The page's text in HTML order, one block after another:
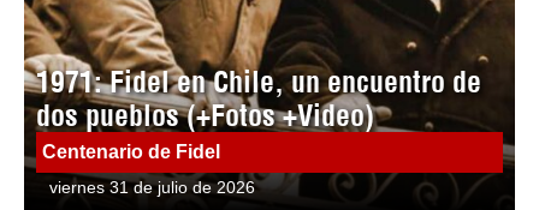
1971: Fidel en Chile, un encuentro de
dos pueblos (+Fotos +Video)
Centenario de Fidel
viernes 31 de julio de 2026